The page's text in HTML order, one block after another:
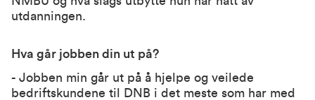
utdanningen.
Hva går jobben din ut på?
- Jobben min går ut på å hjelpe og veilede
bedriftskundene til DNB i det meste som har med